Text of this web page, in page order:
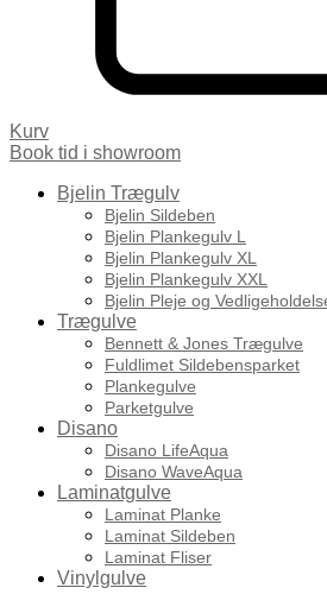
Kurv
Book tid i showroom
Bjelin Trægulv
Bjelin Sildeben
Bjelin Plankegulv L
Bjelin Plankegulv XL
Bjelin Plankegulv XXL
Bjelin Pleje og
Trægulve
Bennett & Jones Trægulve
Fuldlimet Sildebensparket
Plankegulve
Parketgulve
Disano
Disano LifeAqua
Disano WaveAqua
Laminatgulve
Laminat Planke
Laminat Sildeben
Laminat Fliser
Vinylgulve